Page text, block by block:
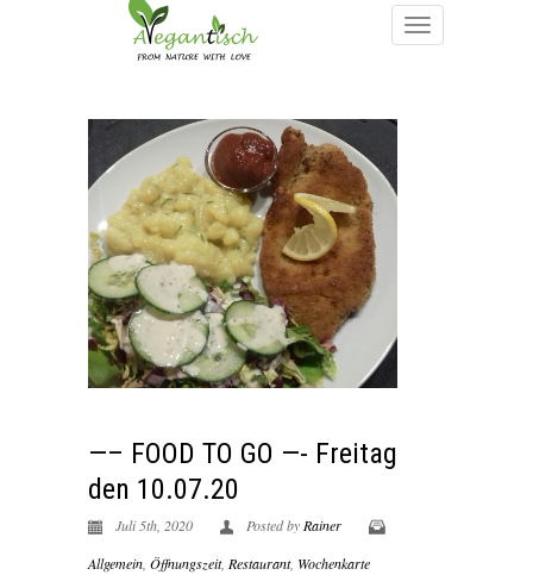
—– FOOD TO GO —- Freitag
den 10.07.20
Juli 5th, 2020 Posted by Rainer
Allgemein, Öffnungszeit, Restaurant, Wochenkarte